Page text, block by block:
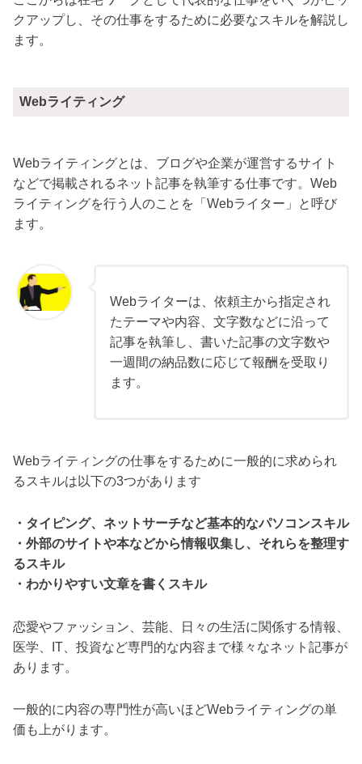
クアップし、その仕事をするために必要なスキルを解説し
ます。
Webライティング
Webライティングとは、ブログや企業が運営するサイト
などで掲載されるネット記事を執筆する仕事です。Web
ライティングを行う人のことを「Webライター」と呼び
ます。
Webライターは、依頼主から指定され
たテーマや内容、文字数などに沿って
記事を執筆し、書いた記事の文字数や
一週間の納品数に応じて報酬を受取り
ます。
Webライティングの仕事をするために一般的に求められ
るスキルは以下の3つがあります
・タイピング、ネットサーチなど基本的なパソコンスキル
・外部のサイトや本などから情報収集し、それらを整理す
るスキル
・わかりやすい文章を書くスキル
恋愛やファッション、芸能、日々の生活に関係する情報、
医学、IT、投資など専門的な内容まで様々なネット記事が
あります。
一般的に内容の専門性が高いほどWebライティングの単
価も上がります。